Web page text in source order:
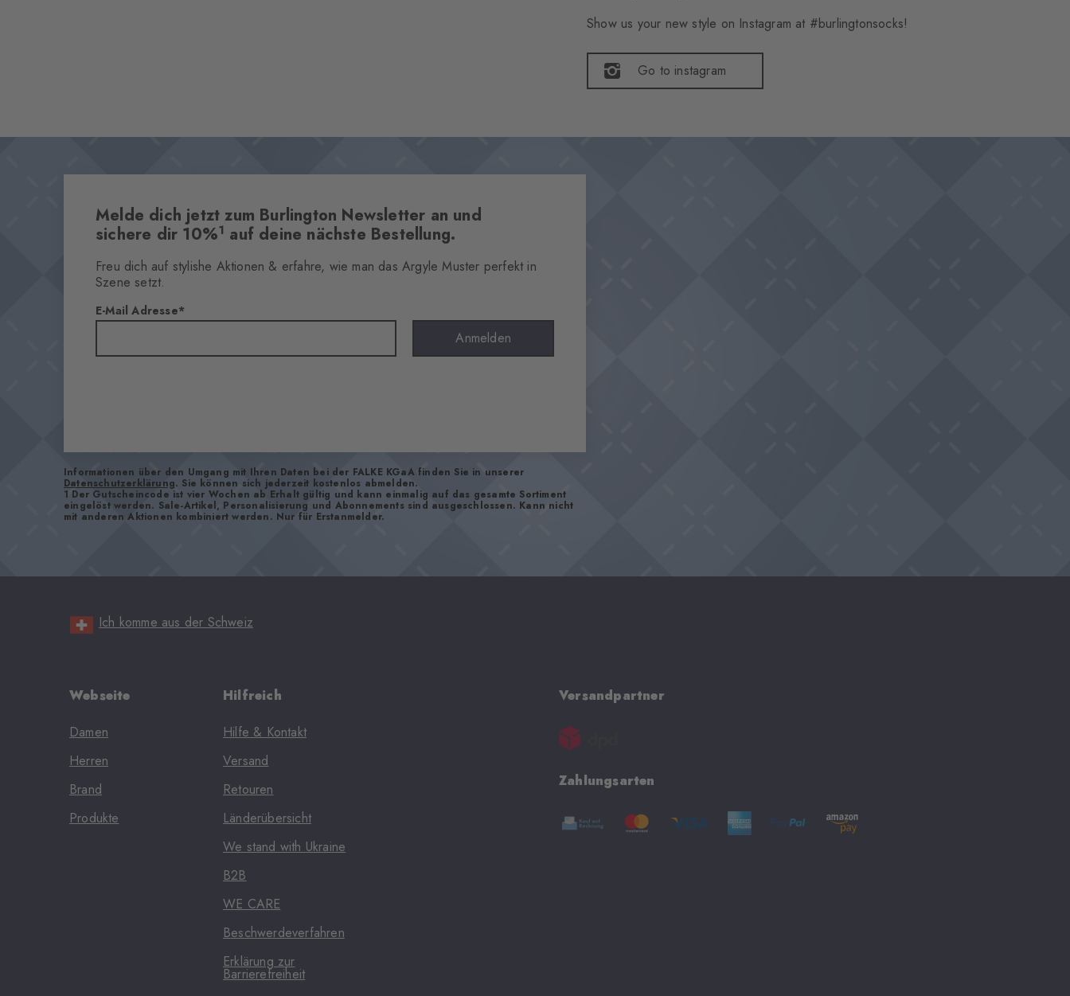
Show us your new style on Instagram at #burlingtonsocks!
Go to instagram
Melde dich jetzt zum Burlington Newsletter an und
sichere dir 10%1 auf deine nächste Bestellung.
Freu dich auf stylishe Aktionen & erfahre, wie man das Argyle Muster perfekt in
Szene setzt.
E-Mail Adresse
Anmelden
Informationen über den Umgang mit Ihren Daten bei der FALKE KGaA finden Sie in unserer
Datenschutzerklärung. Sie können sich jederzeit kostenlos abmelden.
1 Der Gutscheincode ist vier Wochen ab Erhalt gültig und kann einmalig auf das gesamte Sortiment
eingelöst werden. Sale-Artikel, Personalisierung und Abonnements sind ausgeschlossen. Kann nicht
mit anderen Aktionen kombiniert werden. Nur für Erstanmelder.
Ich komme aus der Schweiz
Webseite
Damen
Herren
Brand
Produkte
Hilfreich
Hilfe & Kontakt
Versand
Retouren
Länderübersicht
We stand with Ukraine
B2B
WE CARE
Beschwerdeverfahren
Erklärung zur
Barrierefreiheit
Versandpartner
Zahlungsarten